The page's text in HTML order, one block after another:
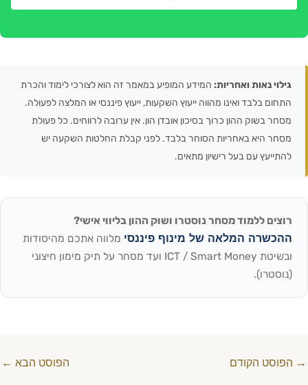
גילוי נאות ואחריות: המידע המופיע במאמר זה הוא לצורכי לימוד והכרת
התחום בלבד ואינו מהווה ייעוץ השקעות, ייעוץ פיננסי או המלצה לפעולה.
מסחר בשוק ההון כרוך בסיכון אובדן הון. אין ערובה לרווחים. כל פעולת
מסחר היא באחריות הסוחר בלבד. לפני קבלת החלטות השקעה יש
להתייעץ עם בעל רישיון מתאים.
רוצים ללמוד מסחר נוסטרו ושוק ההון בליווי אישי?
ההכשרה המלאה של מינוף פיננסי מלווה אתכם מהיסודות
ובשיטת ICT / Smart Money ועד מסחר על תיק מימון חיצוני
(נוסטרו).
→ הפוסט הקודם הפוסט הבא ←